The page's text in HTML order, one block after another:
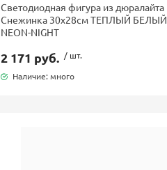
Светодиодная фигура из дюралайта
Снежинка 30x28см ТЕПЛЫЙ БЕЛЫЙ
NEON-NIGHT
2 171 руб. / шт.
Наличие: много